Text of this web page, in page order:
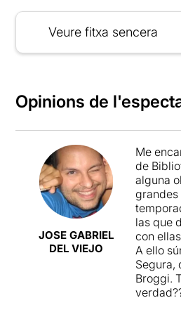
Veure fitxa sencera
Opinions de
JOSE GABRIEL
DEL VIEJO
Me
de
alguna
grandes
las que
con
A ello
Segura,
Broggi.